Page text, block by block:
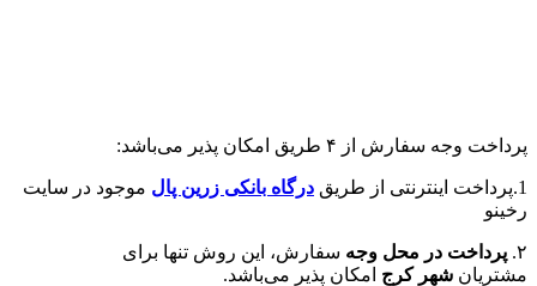
پرداخت وجه سفارش از ۴ طریق امکان پذیر می‌باشد:
1.پرداخت اینترنتی از طریق درگاه‌ بانکی زرین پال موجود در سایت
رخینو
۲. پرداخت در محل وجه سفارش، این روش تنها برای
مشتریان شهر کرج امکان پذیر می‌باشد.